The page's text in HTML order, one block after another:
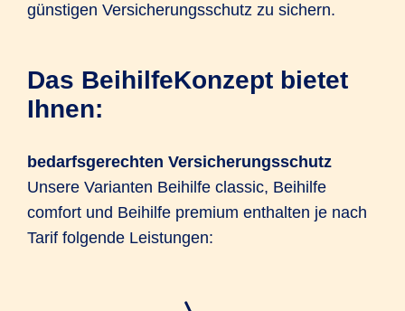
günstigen Versicherungsschutz zu sichern.
Das BeihilfeKonzept bietet
Ihnen:
bedarfsgerechten Versicherungsschutz
Unsere Varianten Beihilfe classic, Beihilfe
comfort und Beihilfe premium enthalten je nach
Tarif folgende Leistungen: